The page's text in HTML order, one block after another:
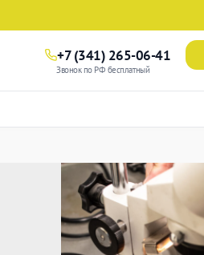
+7 (341) 265-06-41
Звонок по РФ бесплатный